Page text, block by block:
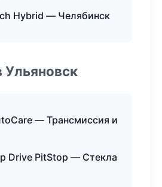
Hybrid — Челябинск
Ульяновск
— Трансмиссия и
Drive PitStop — Стекла